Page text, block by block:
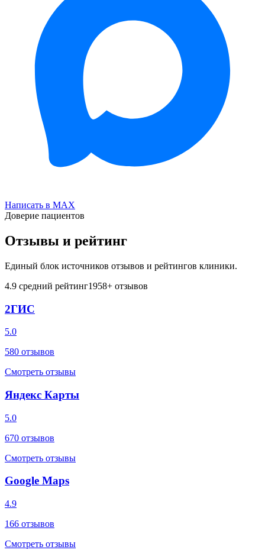
Написать в MAX
Доверие пациентов
Отзывы и рейтинг
Единый блок источников отзывов и рейтингов клиники.
4.9 средний рейтинг1958+ отзывов
2ГИС
5.0
580 отзывов
Смотреть отзывы
Яндекс Карты
5.0
670 отзывов
Смотреть отзывы
Google Maps
4.9
166 отзывов
Смотреть отзывы